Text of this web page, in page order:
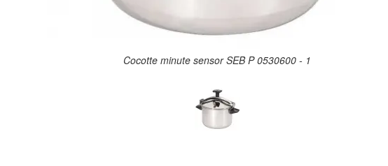
Cocotte minute sensor SEB P 0530600 - 1